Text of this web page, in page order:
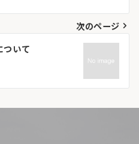
次のページ
ついて